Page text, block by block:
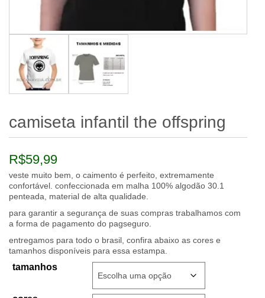
camiseta infantil the offspring
R$59,99
veste muito bem, o caimento é perfeito, extremamente
confortável. confeccionada em malha 100% algodão 30.1
penteada, material de alta qualidade.
para garantir a segurança de suas compras trabalhamos com
a forma de pagamento do pagseguro.
entregamos para todo o brasil, confira abaixo as cores e
tamanhos disponíveis para essa estampa.
tamanhos